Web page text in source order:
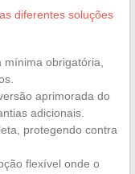
diferentes soluções
mínima obrigatória,
aprimorada do
adicionais.
protegendo contra
flexível onde o